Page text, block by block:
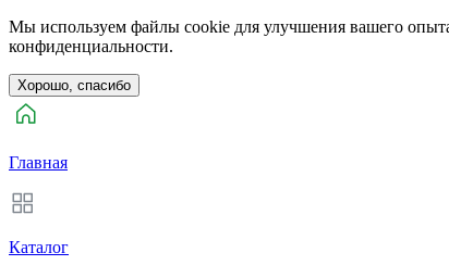
Мы используем файлы cookie для улучшения вашего опыта
конфиденциальности.
Хорошо, спасибо
Главная
Каталог